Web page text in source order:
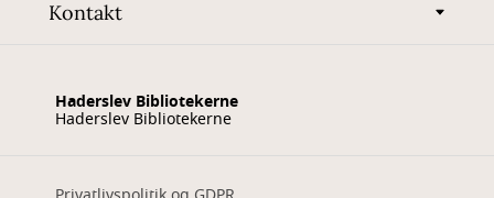
Kontakt
Haderslev Bibliotekerne
Haderslev Bibliotekerne